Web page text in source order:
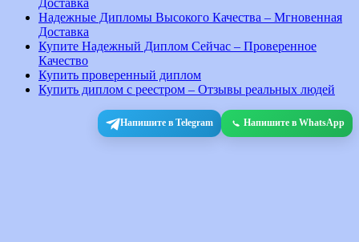
Надежные Дипломы Высокого Качества – Мгновенная
Доставка
Купите Надежный Диплом Сейчас – Проверенное
Качество
Купить проверенный диплом
Купить диплом с реестром – Отзывы реальных людей
Напишите в Telegram Напишите в WhatsApp